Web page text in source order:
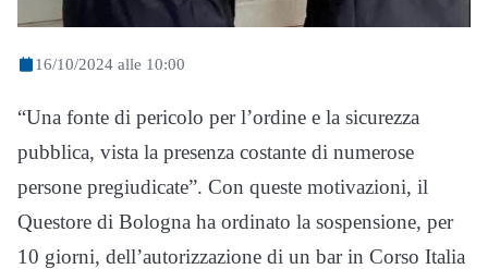
16/10/2024 alle 10:00
“Una fonte di pericolo per l’ordine e la sicurezza
pubblica, vista la presenza costante di numerose
persone pregiudicate”. Con queste motivazioni, il
Questore di Bologna ha ordinato la sospensione, per
10 giorni, dell’autorizzazione di un bar in Corso Italia